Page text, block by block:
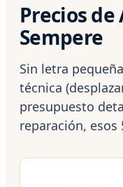
Precios
Sempere
Sin letra
técnica
presupuesto
reparación, esos